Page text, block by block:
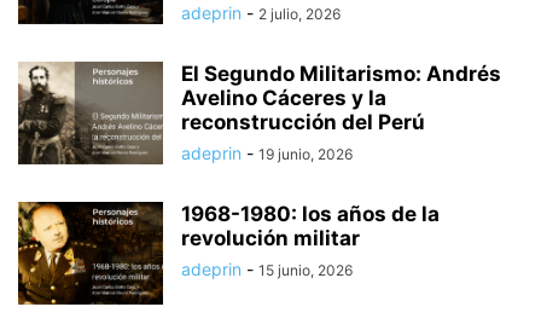
adeprin - 2 julio, 2026
El Segundo Militarismo: Andrés
Avelino Cáceres y la
reconstrucción del Perú
adeprin - 19 junio, 2026
1968-1980: los años de la
revolución militar
adeprin - 15 junio, 2026